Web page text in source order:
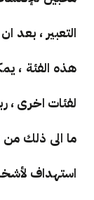
التعبير ،
هذه الفئة ،
لفئات اخرى ،
ما الى ذلك
استهداف